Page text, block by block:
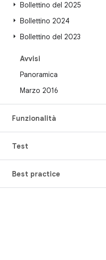
Bollettino del 2025
Bollettino 2024
Bollettino del 2023
Avvisi
Panoramica
Marzo 2016
Funzionalità
Test
Best practice